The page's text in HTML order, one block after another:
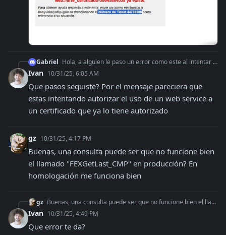
Gabriel Hola, a alguien le paso un error como este al intentar generar un certificado ?
Ivan 10/31/25, 6:05 AM
Que pasos seguiste? Por el mensaje pareciera que
estas intentando autorizar el uso de un web service a
un certificado que ya lo tiene autorizado
gz 10/31/25, 4:17 PM
Buenas, una consulta puede ser que no funcione bien
el llamado "FEXGetLast_CMP" en producción? En
homologación me funciona bien
gz Buenas, una consulta puede ser que no funcione bien el llamado "FEXGetLast_CMP" en producción? En homologación me funciona bien
Ivan 10/31/25, 4:49 PM
Que error te da?